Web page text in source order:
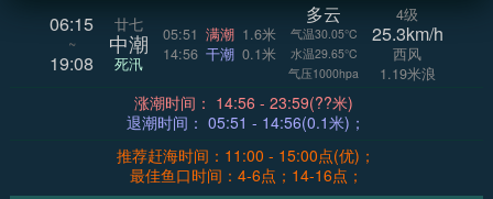
06:15
~
19:08
廿七
中潮
死汛
05:51 满潮 1.6米
14:56 干潮 0.1米
多云
气温30.05°C
水温29.65°C
气压1000hpa
4级
25.3km/h
西风
1.19米浪
涨潮时间： 14:56 - 23:59(??米)
退潮时间： 05:51 - 14:56(0.1米)；
推荐赶海时间：11:00 - 15:00点(优)；
最佳鱼口时间：4-6点；14-16点；